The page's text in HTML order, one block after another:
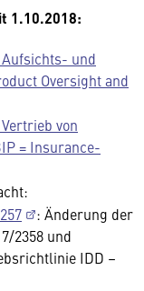
1.10.2018:
Aufsichts- und
Oversight and
von
= Insurance-
: Änderung der
2358 und
IDD –